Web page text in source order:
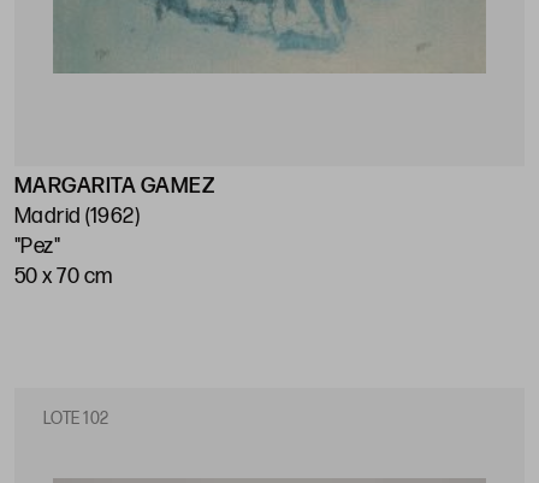
MARGARITA GAMEZ
Madrid (1962)
"Pez"
50 x 70 cm
LOTE 102